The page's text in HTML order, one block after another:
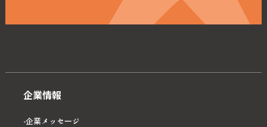
企業情報
企業メッセージ